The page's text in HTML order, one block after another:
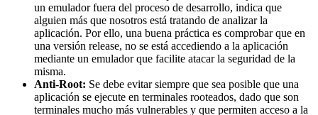
un emulador fuera del proceso de desarrollo, indica que
alguien más que nosotros está tratando de analizar la
aplicación. Por ello, una buena práctica es comprobar que en
una versión release, no se está accediendo a la aplicación
mediante un emulador que facilite atacar la seguridad de la
misma.
Anti-Root: Se debe evitar siempre que sea posible que una
aplicación se ejecute en terminales rooteados, dado que son
terminales mucho más vulnerables y que permiten acceso a la